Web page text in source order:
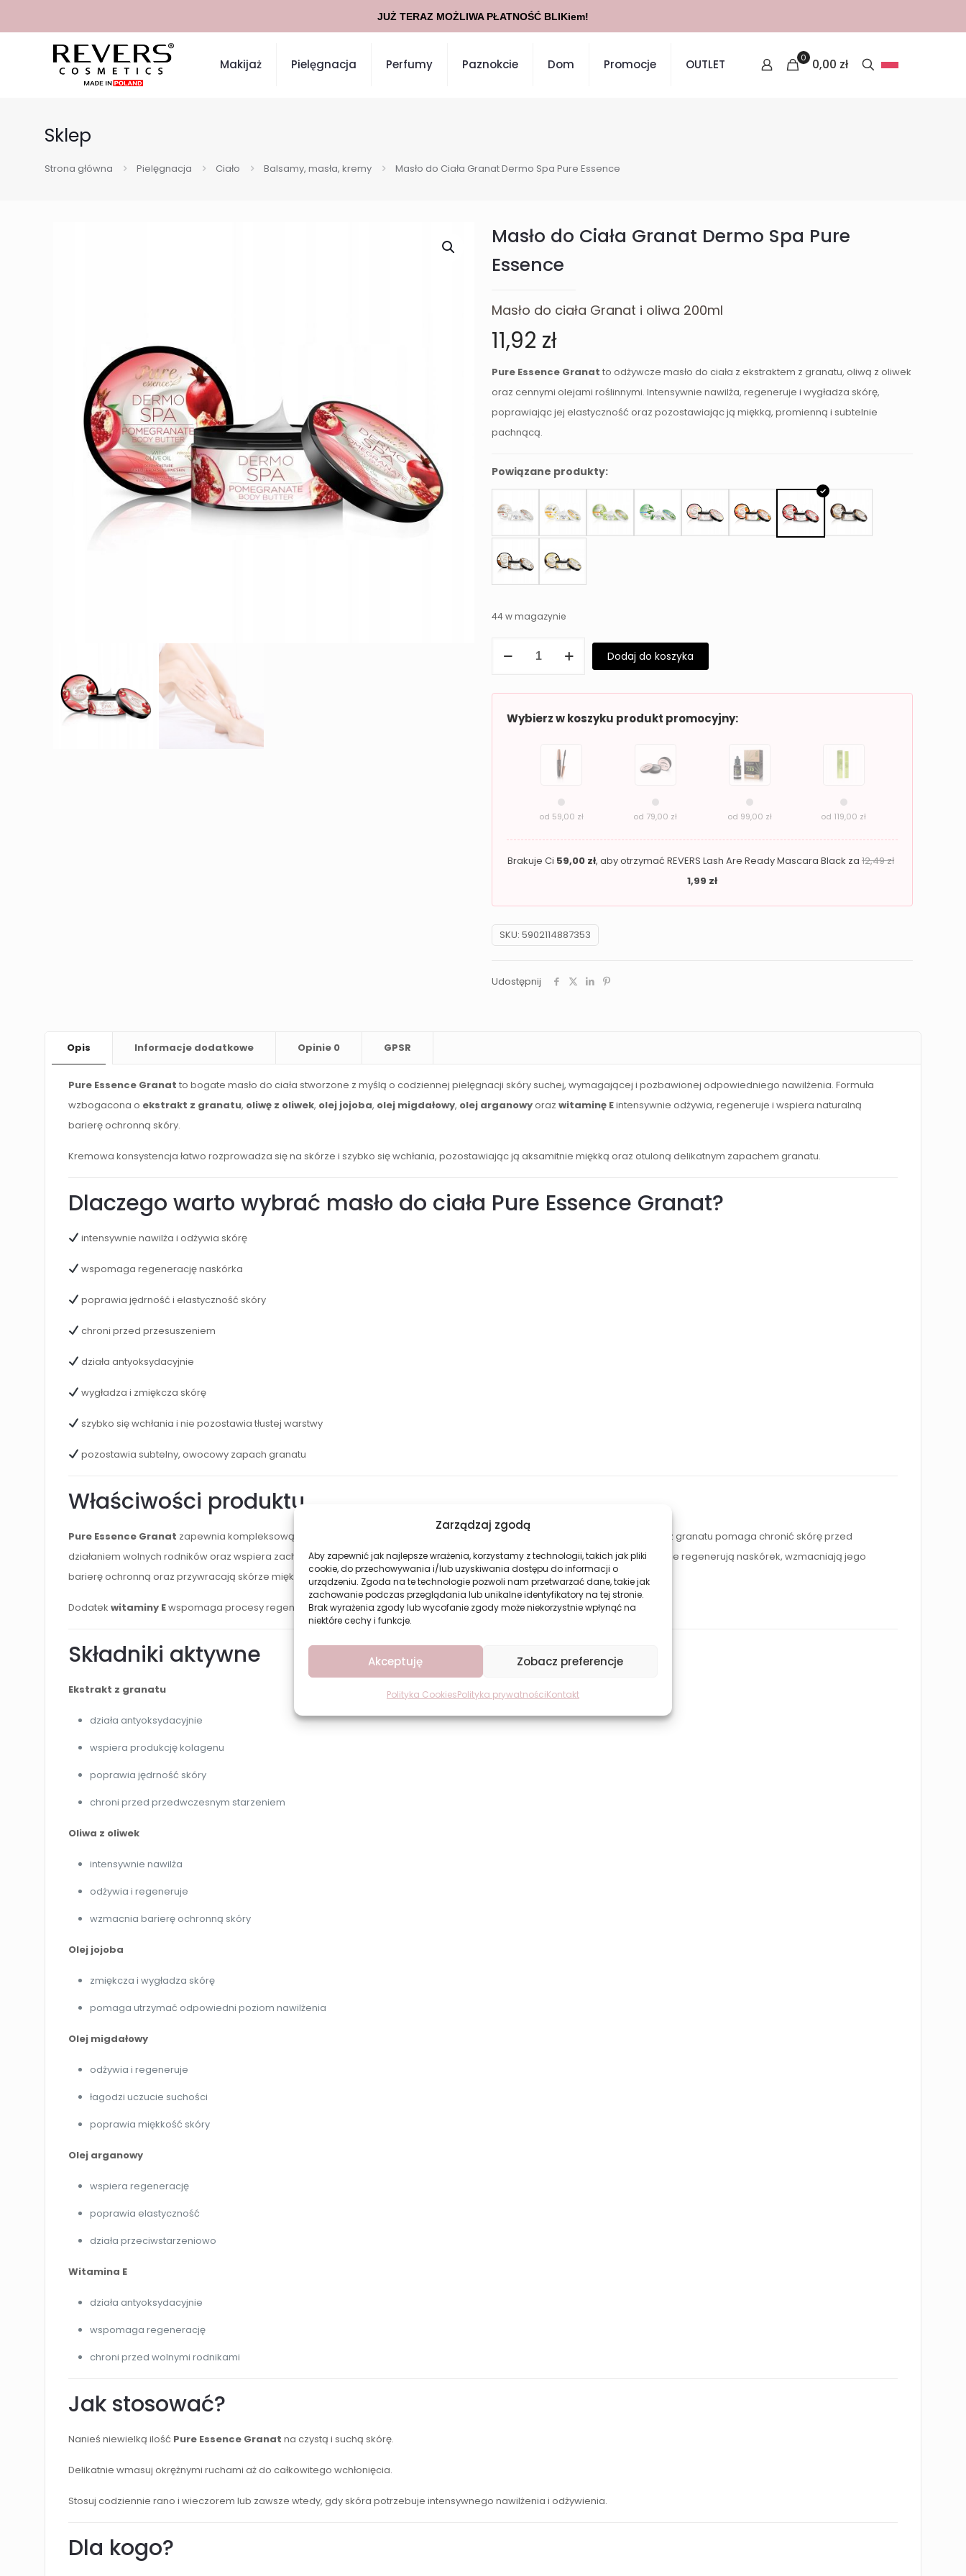
Zarządzaj zgodą
Aby zapewnić jak najlepsze wrażenia, korzystamy z technologii, takich jak pliki
cookie, do przechowywania i/lub uzyskiwania dostępu do informacji o
urządzeniu. Zgoda na te technologie pozwoli nam przetwarzać dane, takie jak
zachowanie podczas przeglądania lub unikalne identyfikatory na tej stronie.
Brak wyrażenia zgody lub wycofanie zgody może niekorzystnie wpłynąć na
niektóre cechy i funkcje.
Akceptuję Zobacz preferencje
Polityka CookiesPolityka prywatnościKontakt
Makijaż Pielęgnacja Perfumy Paznokcie Dom Promocje OUTLET 0 0,00 zł
Sklep
Strona główna Pielęgnacja Ciało Balsamy, masła, kremy Masło do Ciała Granat Dermo Spa Pure Essence
Masło do Ciała Granat Dermo Spa Pure
Essence
Masło do ciała Granat i oliwa 200ml
11,92 zł
Pure Essence Granat to odżywcze masło do ciała z ekstraktem z granatu, oliwą z oliwek
oraz cennymi olejami roślinnymi. Intensywnie nawilża, regeneruje i wygładza skórę,
poprawiając jej elastyczność oraz pozostawiając ją miękką, promienną i subtelnie
pachnącą.
Powiązane produkty:
44 w magazynie
Granat
Dodaj do koszyka
Wybierz w koszyku produkt promocyjny:
od 59,00 zł od 79,00 zł od 99,00 zł od 119,00 zł
Brakuje Ci 59,00 zł, aby otrzymać REVERS Lash Are Ready Mascara Black za 12,49zł
1,99 zł
SKU: 5902114887353
Udostępnij
Opis Informacje dodatkowe Opinie 0 GPSR
Pure Essence Granat to bogate masło do ciała stworzone z myślą o codziennej pielęgnacji skóry suchej, wymagającej i pozbawionej odpowiedniego nawilżenia. Formuła
wzbogacona o ekstrakt z granatu, oliwę z oliwek, olej jojoba, olej migdałowy, olej arganowyoraz witaminę Eintensywnie odżywia, regeneruje i wspiera naturalną
barierę ochronną skóry.
Kremowa konsystencja łatwo rozprowadza się na skórze i szybko się wchłania, pozostawiając ją aksamitnie miękką oraz otuloną delikatnym zapachem granatu.
Dlaczego warto wybrać masło do ciała Pure Essence Granat?
intensywnie nawilża i odżywia skórę
wspomaga regenerację naskórka
poprawia jędrność i elastyczność skóry
chroni przed przesuszeniem
działa antyoksydacyjnie
wygładza i zmiękcza skórę
szybko się wchłania i nie pozostawia tłustej warstwy
pozostawia subtelny, owocowy zapach granatu
Właściwości produktu
Pure Essence Granat zapewnia kompleksową pielęgnację skóry wymagającej intensywnego odżywienia i nawilżenia. Ekstrakt z granatu pomaga chronić skórę przed
działaniem wolnych rodników oraz wspiera zachowanie jej jędrności i sprężystości. Oliwa z oliwek i cenne oleje roślinne skutecznie regenerują naskórek, wzmacniają jego
barierę ochronną oraz przywracają skórze miękkość.
Dodatek witaminy Ewspomaga procesy regeneracyjne i pomaga zachować zdrowy, promienny wygląd skóry.
Składniki aktywne
Ekstrakt z granatu
działa antyoksydacyjnie
wspiera produkcję kolagenu
poprawia jędrność skóry
chroni przed przedwczesnym starzeniem
Oliwa z oliwek
intensywnie nawilża
odżywia i regeneruje
wzmacnia barierę ochronną skóry
Olej jojoba
zmiękcza i wygładza skórę
pomaga utrzymać odpowiedni poziom nawilżenia
Olej migdałowy
odżywia i regeneruje
łagodzi uczucie suchości
poprawia miękkość skóry
Olej arganowy
wspiera regenerację
poprawia elastyczność
działa przeciwstarzeniowo
Witamina E
działa antyoksydacyjnie
wspomaga regenerację
chroni przed wolnymi rodnikami
Jak stosować?
Nanieś niewielką ilość Pure Essence Granat na czystą i suchą skórę.
Delikatnie wmasuj okrężnymi ruchami aż do całkowitego wchłonięcia.
Stosuj codziennie rano i wieczorem lub zawsze wtedy, gdy skóra potrzebuje intensywnego nawilżenia i odżywienia.
Dla kogo?
JUŻ TERAZ MOŻLIWA PŁATNOŚĆ BLIKiem!